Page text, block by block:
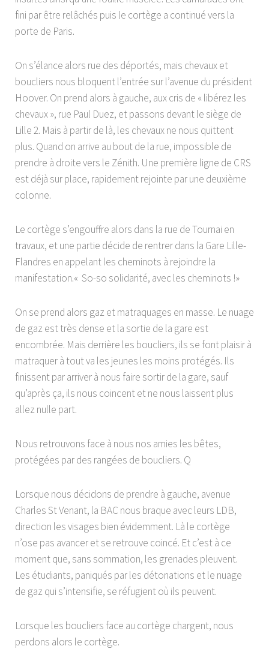
fini par être relâchés puis le cortège a continué vers la
porte de Paris.
On s’élance alors rue des déportés, mais chevaux et
boucliers nous bloquent l’entrée sur l’avenue du président
Hoover. On prend alors à gauche, aux cris de « libérez les
chevaux », rue Paul Duez, et passons devant le siège de
Lille 2. Mais à partir de là, les chevaux ne nous quittent
plus. Quand on arrive au bout de la rue, impossible de
prendre à droite vers le Zénith. Une première ligne de CRS
est déjà sur place, rapidement rejointe par une deuxième
colonne.
Le cortège s’engouffre alors dans la rue de Tournai en
travaux, et une partie décide de rentrer dans la Gare Lille-
Flandres en appelant les cheminots à rejoindre la
manifestation.« So-so solidarité, avec les cheminots !»
On se prend alors gaz et matraquages en masse. Le nuage
de gaz est très dense et la sortie de la gare est
encombrée. Mais derrière les boucliers, ils se font plaisir à
matraquer à tout va les jeunes les moins protégés. Ils
finissent par arriver à nous faire sortir de la gare, sauf
qu’après ça, ils nous coincent et ne nous laissent plus
allez nulle part.
Nous retrouvons face à nous nos amies les bêtes,
protégées par des rangées de boucliers. Q
Lorsque nous décidons de prendre à gauche, avenue
Charles St Venant, la BAC nous braque avec leurs LDB,
direction les visages bien évidemment. Là le cortège
n’ose pas avancer et se retrouve coincé. Et c’est à ce
moment que, sans sommation, les grenades pleuvent.
Les étudiants, paniqués par les détonations et le nuage
de gaz qui s’intensifie, se réfugient où ils peuvent.
Lorsque les boucliers face au cortège chargent, nous
perdons alors le cortège.